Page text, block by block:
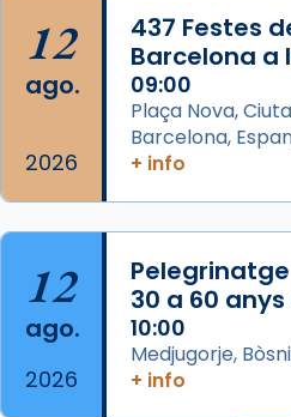
View on Facebook · Share
12
ago.
2026
437 Festes
Barcelona a
09:00
Plaça Nova,
Barcelona,
+ info
12
ago.
2026
30 a 60
10:00
Medjugorje,
+ info